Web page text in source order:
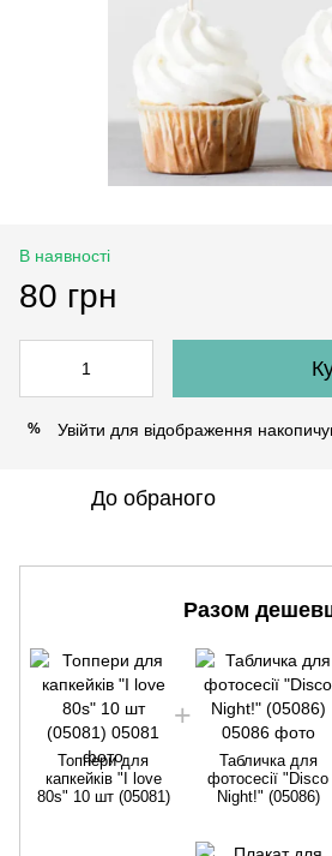
В наявності
80 грн
% Увійти для відображення
До обраного
Разом
Топпери для
капкейків "I love
80s" 10 шт (05081)
Табличка для
фотосесії "Disco
Night!" (05086)